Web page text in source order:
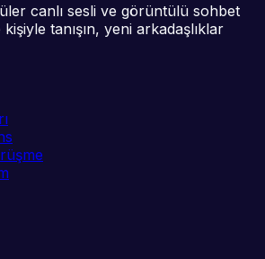
canlı sesli ve görüntülü sohbet
tanışın, yeni arkadaşlıklar